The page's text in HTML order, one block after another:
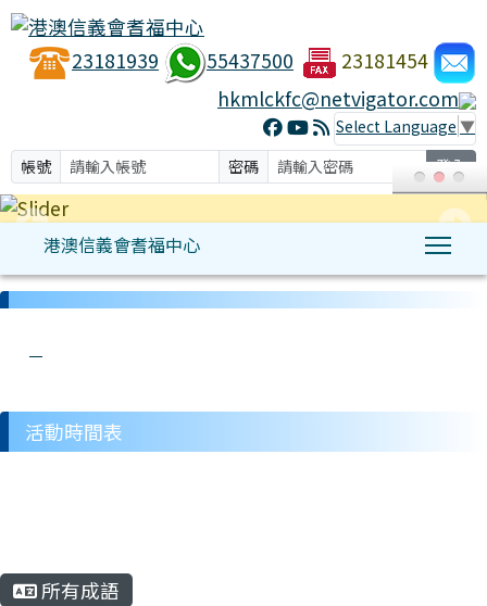
23181939 55437500
23181454
hkmlckfc@netvigator.com
Select Language ▼
帳號
密碼 登入
港澳信義會耆福中心
:::
活動時間表
所有成語